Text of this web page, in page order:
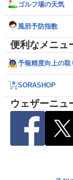
ゴルフ場の天気
風邪予防指数
便利なメニュ
予報精度向上の取
SORASHOP
ウェザーニュ